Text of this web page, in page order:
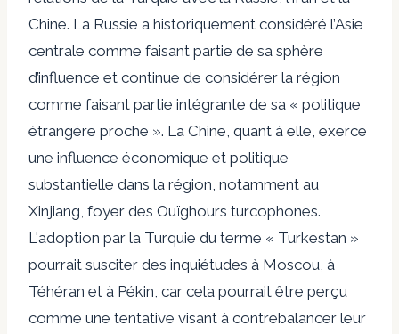
Chine. La Russie a historiquement considéré l’Asie
centrale comme faisant partie de sa sphère
d’influence et continue de considérer la région
comme faisant partie intégrante de sa « politique
étrangère proche ». La Chine, quant à elle, exerce
une influence économique et politique
substantielle dans la région, notamment au
Xinjiang, foyer des Ouïghours turcophones.
L'adoption par la Turquie du terme « Turkestan »
pourrait susciter des inquiétudes à Moscou, à
Téhéran et à Pékin, car cela pourrait être perçu
comme une tentative visant à contrebalancer leur